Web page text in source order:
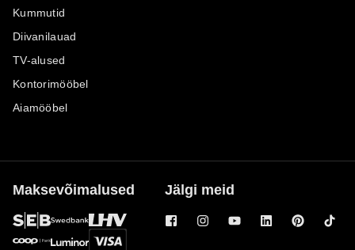
Kummutid
Diivanilauad
TV-alused
Kontorimööbel
Aiamööbel
Maksevõimalused Jälgi meid